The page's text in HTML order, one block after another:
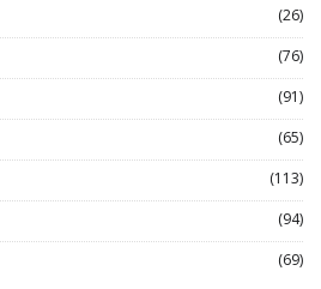
(26)
(76)
(91)
(65)
(113)
(94)
(69)